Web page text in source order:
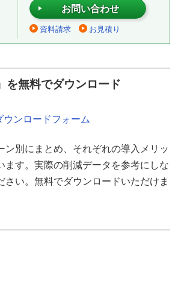
お問い合わせ
資料請求 お見積り
を無料でダウンロード
ウンロードフォーム
別にまとめ、それぞれの導入メリッ
ます。実際の削減データを参考にしな
い。無料でダウンロードいただけま